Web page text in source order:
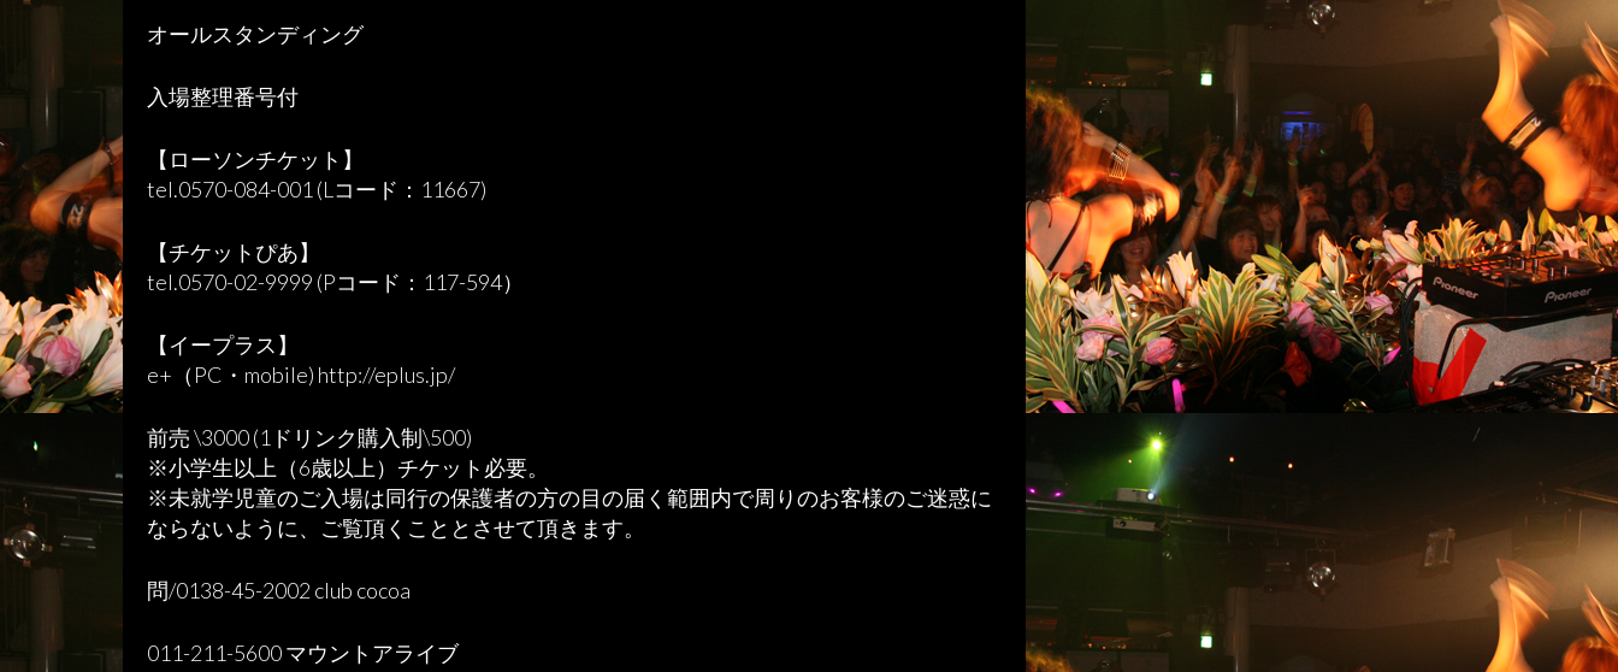
オールスタンディング
入場整理番号付
【ローソンチケット】
tel.0570-084-001 (Lコード：11667)
【チケットぴあ】
tel.0570-02-9999 (Pコード：117-594）
【イープラス】
e+（PC・mobile) http://eplus.jp/
前売 \3000 (1ドリンク購入制\500)
※小学生以上（6歳以上）チケット必要。
※未就学児童のご入場は同行の保護者の方の目の届く範囲内で周りのお客様のご迷惑に
ならないように、ご覧頂くこととさせて頂きます。
問/0138-45-2002 club cocoa
011-211-5600 マウントアライブ